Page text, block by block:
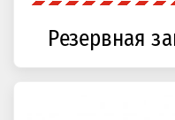
Резервная